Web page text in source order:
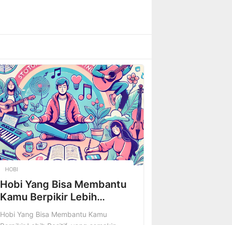
HOBI
Hobi Yang Bisa Membantu
Kamu Berpikir Lebih
Positif
Hobi Yang Bisa Membantu Kamu